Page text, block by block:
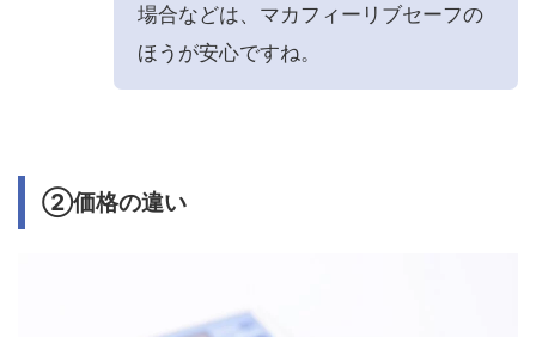
場合などは、マカフィーリブセーフの
ほうが安心ですね。
②価格の違い